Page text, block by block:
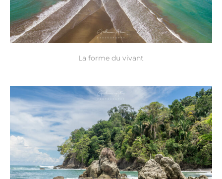
La forme du vivant